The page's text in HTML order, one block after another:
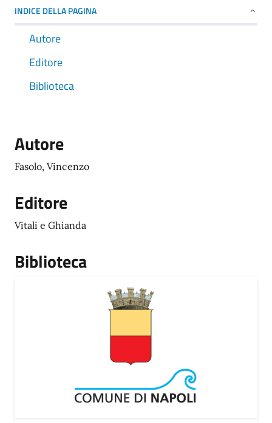
INDICE DELLA PAGINA
Autore
Editore
Biblioteca
Autore
Fasolo, Vincenzo
Editore
Vitali e Ghianda
Biblioteca